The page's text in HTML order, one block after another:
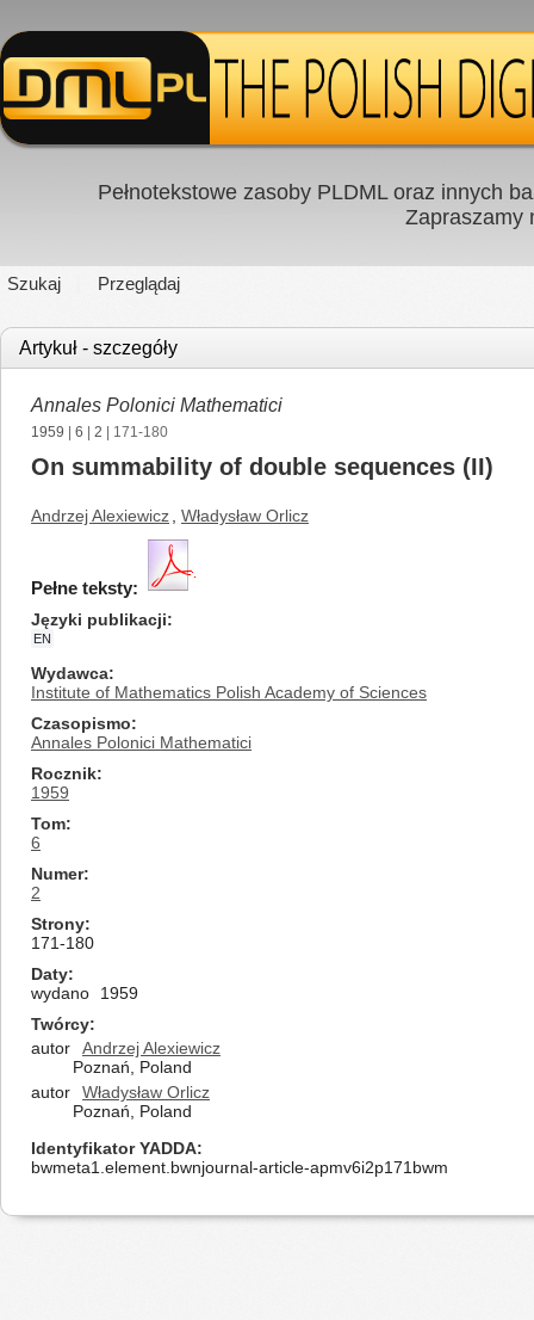
Pełnotekstowe zasoby PLDML oraz innych
Zapraszamy
Szukaj Przeglądaj
Artykuł - szczegóły
Annales Polonici Mathematici
1959 6 2 | 171-180
On summability of double sequences (II)
Andrzej Alexiewicz Władysław Orlicz
Pełne teksty:
Języki publikacji
EN
Wydawca
Institute of Mathematics Polish Academy of Sciences
Czasopismo
Annales Polonici Mathematici
Rocznik
1959
Tom
6
Numer
2
Strony
171-180
Daty
wydano
1959
Twórcy
autor
Andrzej Alexiewicz
Poznań, Poland
autor
Władysław Orlicz
Poznań, Poland
Identyfikator YADDA
bwmeta1.element.bwnjournal-article-apmv6i2p171bwm